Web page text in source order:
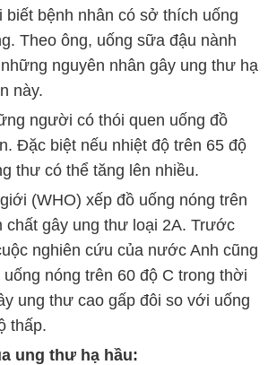
biết bệnh nhân có sở thích uống
Theo ông, uống sữa đậu nành
nguyên nhân gây ung thư hạ
này.
người có thói quen uống đồ
Đặc biệt nếu nhiệt độ trên 65 độ
thư có thể tăng lên nhiều.
(WHO) xếp đồ uống nóng trên
chất gây ung thư loại 2A. Trước
nghiên cứu của nước Anh cũng
nóng trên 60 độ C trong thời
ung thư cao gấp đôi so với uống
thấp.
ung thư hạ hầu: